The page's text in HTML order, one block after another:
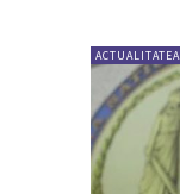
ACTUALITATEA